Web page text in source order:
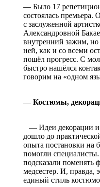
— Было 17
состоялась премьера.
с заслуженной
Александровной
внутренний зажим, но
ней, как и со всеми
пошёл прогресс. С
быстро нашёлся
говорим на «одном
— Костюмы,
— Идеи декорации и
дошло до
опыта постановки на
помогли
подсказали поменять
медсестер. И, правда,
единый стиль